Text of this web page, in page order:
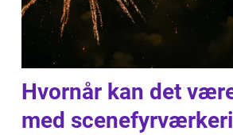
Hvornår kan det
med